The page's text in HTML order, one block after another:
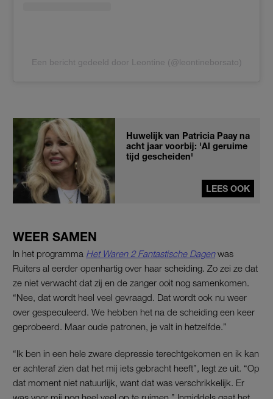
Een bericht gedeeld door Leontine (@leontineborsato)
Huwelijk van Patricia Paay na
acht jaar voorbij: 'Al geruime
tijd gescheiden'
LEES OOK
WEER SAMEN
In het programma Het Waren 2 Fantastische Dagen was
Ruiters al eerder openhartig over haar scheiding. Zo zei ze dat
ze niet verwacht dat zij en de zanger ooit nog samenkomen.
“Nee, dat wordt heel veel gevraagd. Dat wordt ook nu weer
over gespeculeerd. We hebben het na de scheiding een keer
geprobeerd. Maar oude patronen, je valt in hetzelfde.”
“Ik ben in een hele zware depressie terechtgekomen en ik kan
er achteraf zien dat het mij iets gebracht heeft”, legt ze uit. “Op
dat moment niet natuurlijk, want dat was verschrikkelijk. Er